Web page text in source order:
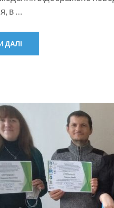
в …
ДАЛІ